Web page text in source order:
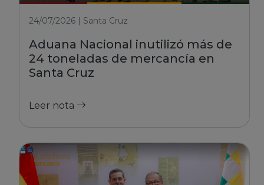
24/07/2026 | Santa Cruz
Aduana Nacional inutilizó más de
24 toneladas de mercancía en
Santa Cruz
Leer nota